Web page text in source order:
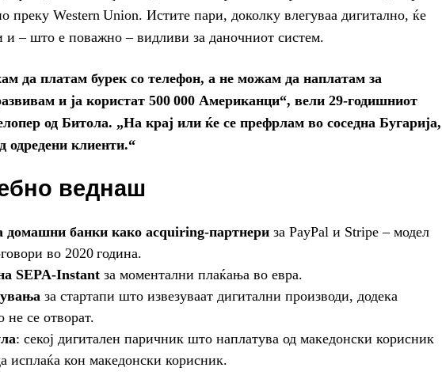
преку Western Union. Истите пари, доколку влегуваа дигитално, ќе
и – што е поважно – видливи за даночниот систем.
да платам бурек со телефон, а не можам да наплатам за
и ја користат 500 000 Американци“, вели 29‑годишниот
од Битола. „На крај или ќе се префрлам во соседна Бугарија,
одредени клиенти.“
веднаш
банки како acquiring‑партнериза PayPal и Stripe – модел
во 2020 година.
SEPA‑Instantза моментални плаќања во евра.
за стартапи што извезуваат дигитални производи, додека
не се отворат.
: секој дигитален паричник што наплатува од македонски корисник
исплаќа кон македонски корисник.